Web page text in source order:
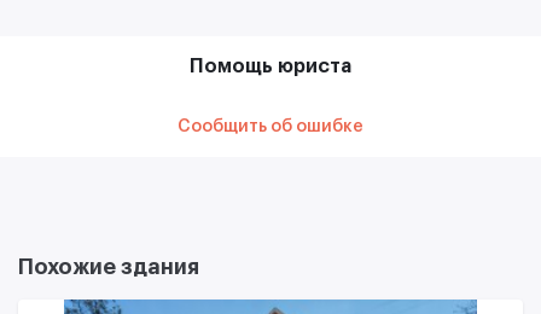
Помощь юриста
Сообщить об ошибке
Похожие здания